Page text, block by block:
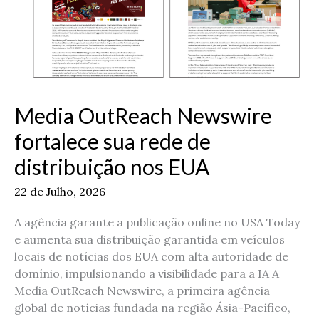
Media OutReach Newswire
fortalece sua rede de
distribuição nos EUA
22 de Julho, 2026
A agência garante a publicação online no USA Today
e aumenta sua distribuição garantida em veículos
locais de notícias dos EUA com alta autoridade de
domínio, impulsionando a visibilidade para a IA A
Media OutReach Newswire, a primeira agência
global de notícias fundada na região Ásia-Pacífico,